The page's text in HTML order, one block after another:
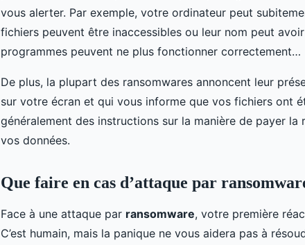
vous alerter. Par exemple, votre ordinateur peut
fichiers peuvent être inaccessibles ou leur nom peut
programmes peuvent ne plus fonctionner correctement…
De plus, la plupart des ransomwares annoncent leur
sur votre écran et qui vous informe que vos fichiers ont
généralement des instructions sur la manière de payer la
vos données.
Que faire en cas d’attaque par
Face à une attaque par ransomware, votre première
C’est humain, mais la panique ne vous aidera pas à